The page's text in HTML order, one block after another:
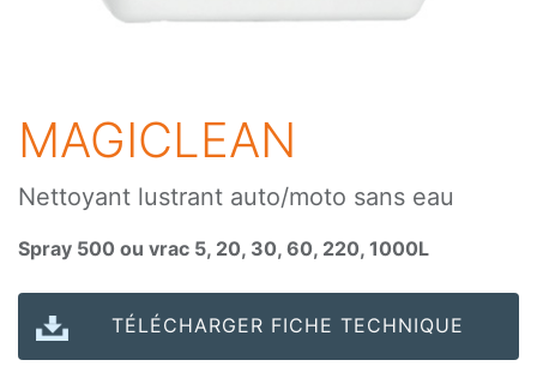
MAGICLEAN
Nettoyant lustrant auto/moto sans eau
Spray 500 ou vrac 5, 20, 30, 60, 220, 1000L
TÉLÉCHARGER FICHE TECHNIQUE